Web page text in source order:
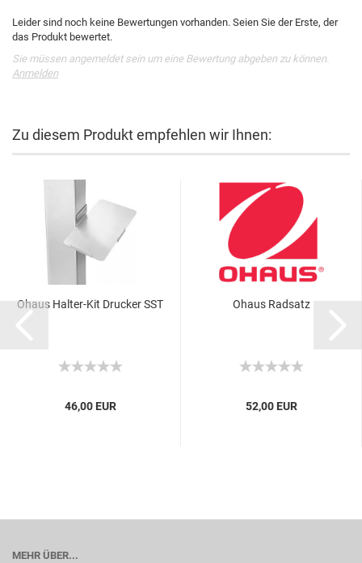
Leider sind noch keine Bewertungen vorhanden. Seien Sie der Erste, der
das Produkt bewertet.
Sie müssen angemeldet sein um eine Bewertung abgeben zu können.
Anmelden
Zu diesem Produkt empfehlen wir Ihnen:
Ohaus Halter-Kit Drucker SST
46,00 EUR
Ohaus Radsatz
52,00 EUR
MEHR ÜBER...